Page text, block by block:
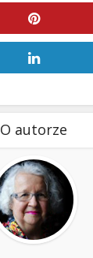
O autorze